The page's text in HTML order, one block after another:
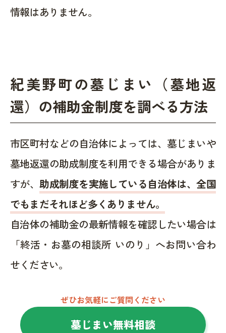
情報はありません。
紀美野町の墓じまい（墓地返
還）の補助金制度を調べる方法
市区町村などの自治体によっては、墓じまいや
墓地返還の助成制度を利用できる場合がありま
すが、助成制度を実施している自治体は、全国
でもまだそれほど多くありません。
自治体の補助金の最新情報を確認したい場合は
「終活・お墓の相談所 いのり」へお問い合わ
せください。
ぜひお気軽にご質問ください
墓じまい無料相談